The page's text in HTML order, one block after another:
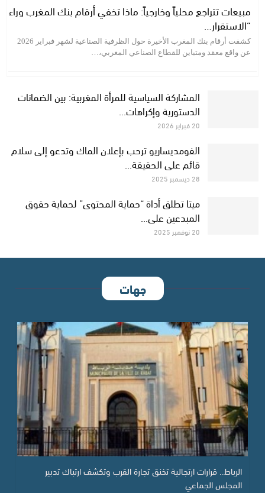
مبيعات تتراجع محلياً وخارجياً: ماذا تخفي أرقام بنك المغرب وراء
“الاستقرار…
كشفت أرقام بنك المغرب الأخيرة حول الظرفية الصناعية لشهر فبراير 2026
عن واقع معقد ومتباين للقطاع الصناعي المغربي،…
المشاركة السياسية للمرأة المغربية: بين الضمانات
الدستورية وإكراهات…
20 فبراير 2026
الفومديساريو ترحب بإعلان الماك وتدعو إلى سلام
قائم على الحقيقة…
28 ديسمبر 2025
ميتا تطلق أداة “حماية المحتوى” لحماية حقوق
المبدعين على…
20 نوفمبر 2025
جهات
الرباط.. قرارات ارتجالية تخنق تجارة القرب وتكشف ارتباك تدبير
المجلس الجماعي